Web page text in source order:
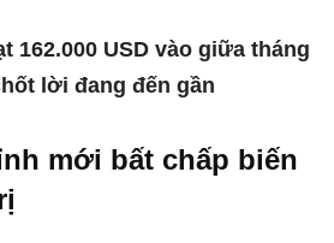
162.000 USD vào giữa tháng
lời đang đến gần
mới bất chấp biến